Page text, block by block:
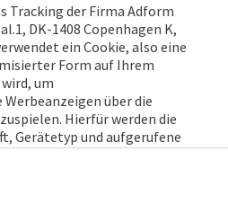
Tracking der Firma Adform
DK-1408 Copenhagen K,
ein Cookie, also eine
Form auf Ihrem
um
über die
Hierfür werden die
Gerätetyp und aufgerufene
zur
erfasst. Die ID werden
zugeordnet. Die
Ihrer Einwilligung (Art.